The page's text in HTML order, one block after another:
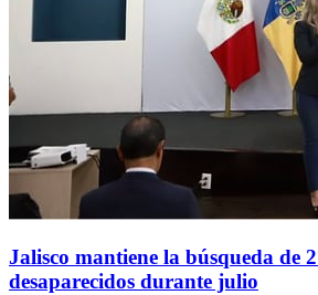
Jalisco mantiene la búsqueda de
desaparecidos durante julio